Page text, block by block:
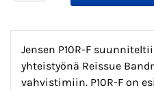
Jensen P10R-F
yhteistyönä Reissue
vahvistimiin. P10R-F on